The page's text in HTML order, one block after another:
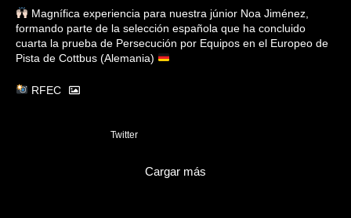
Magnífica experiencia para nuestra júnior Noa Jiménez,
formando parte de la selección española que ha concluido
cuarta la prueba de Persecución por Equipos en el Europeo de
Pista de Cottbus (Alemania)
RFEC
Twitter
Cargar más